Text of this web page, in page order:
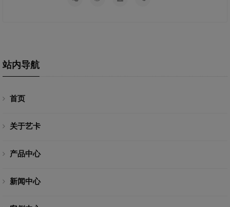
站内导航
首页
关于艺卡
产品中心
新闻中心